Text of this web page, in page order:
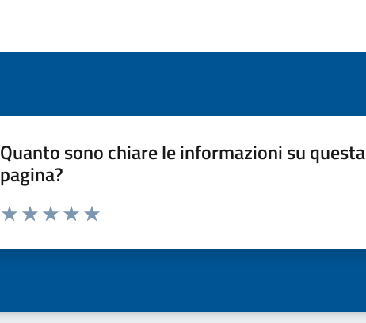
Quanto sono chiare le informazioni su questa
pagina?
Valuta da 1 a 5 stelle la pagina